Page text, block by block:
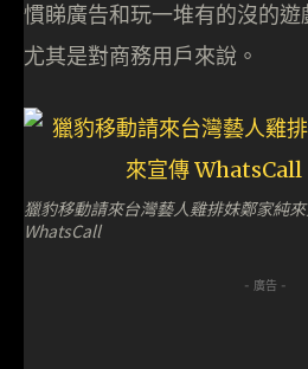
慣睇廣告和玩一堆有的沒的遊
尤其是對商務用戶來說。
獵豹移動請來台灣藝人雞排妹鄭家純
WhatsCall
- 廣告 -